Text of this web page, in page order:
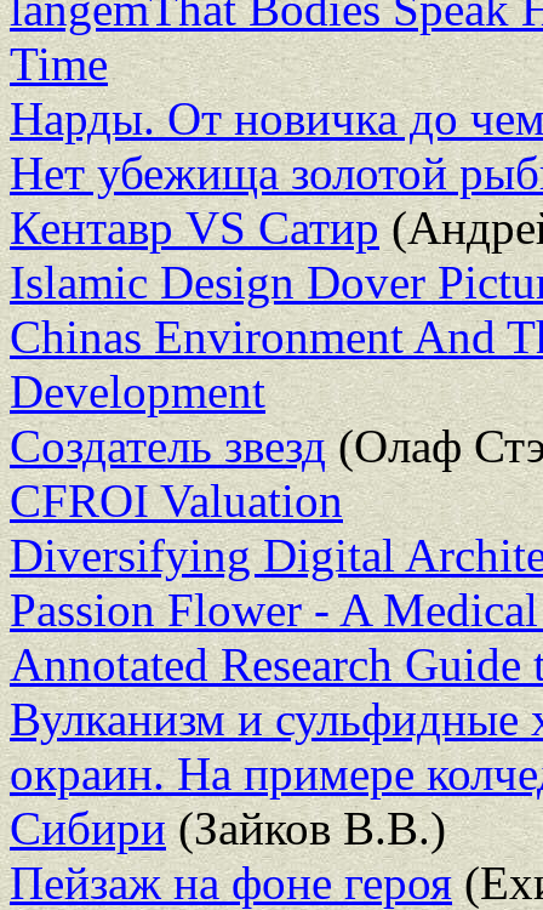
Time
Нарды. От новичка до
Нет убежища золотой
Кентавр VS Сатир
Islamic Design Dover
Chinas Environment And
Development
Создатель звезд(Олаф
CFROI Valuation
Diversifying Digital
Passion Flower - A
Annotated Research Guide
Вулканизм и сульфидные
окраин. На примере
Сибири(Зайков В.В.)
Пейзаж на фоне героя